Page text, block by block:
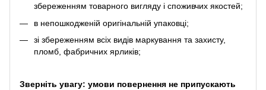
збереженням товарного вигляду і споживчих якостей;
в непошкодженій оригінальній упаковці;
зі збереженням всіх видів маркування та захисту,
пломб, фабричних ярликів;
Зверніть увагу: умови повернення не припускають